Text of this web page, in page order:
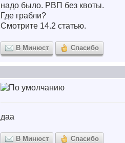
надо было. РВП без квоты.
Где грабли?
Смотрите 14.2 статью.
В Минюст Спасибо
даа
В Минюст Спасибо